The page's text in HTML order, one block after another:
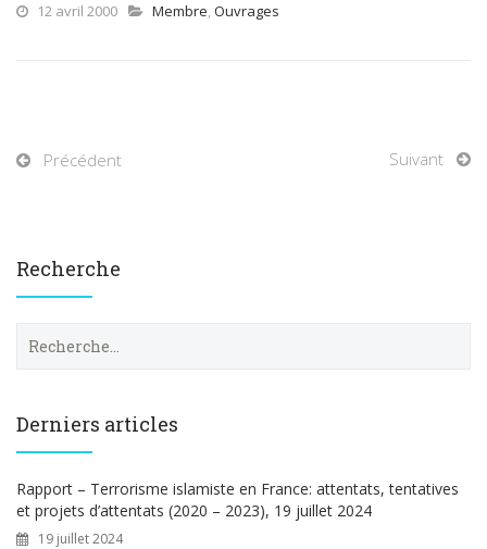
12 avril 2000 Membre, Ouvrages
Précédent Suivant
Recherche
e
h
e
r
Derniers articles
Rapport – Terrorisme islamiste en France: attentats, tentatives
et projets d’attentats (2020 – 2023), 19 juillet 2024
19 juillet 2024